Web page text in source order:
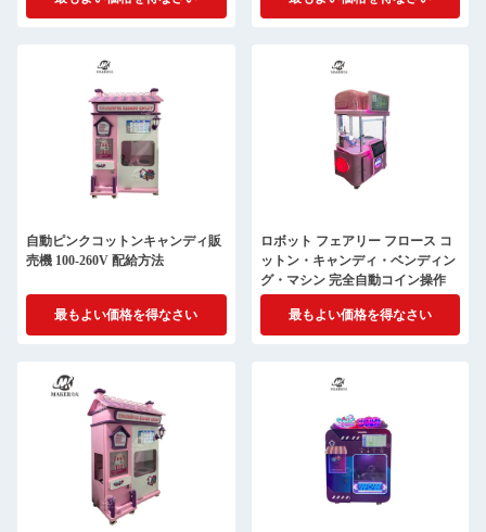
自動ピンクコットンキャンディ販
売機 100-260V 配給方法
最もよい価格を得なさい
ロボット フェアリー フロース コ
ットン・キャンディ・ベンディン
グ・マシン 完全自動コイン操作
最もよい価格を得なさい